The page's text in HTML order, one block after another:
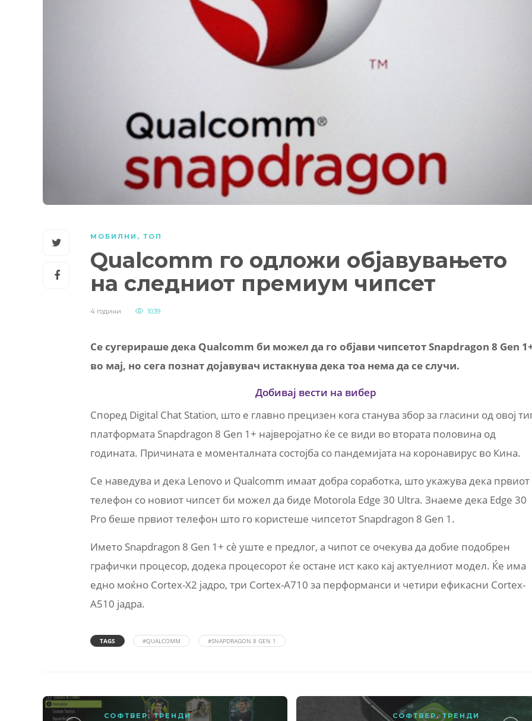
МОБИЛНИ , ТОП
Qualcomm го одложи објавувањето
на следниот премиум чипсет
4 години 1039
Се сугерираше дека Qualcomm би можел да го објави чипсетот Snapdragon 8 Gen
во мај, но сега познат дојавувач истакнува дека тоа нема да се случи.
Добивај вести на вибер
Според Digital Chat Station, што е главно прецизен кога станува збор за гласини од овој
платформата Snapdragon 8 Gen 1+ најверојатно ќе се види во втората половина од
годината. Причината е моменталната состојба со пандемијата на коронавирус во Кина.
Се наведува и дека Lenovo и Qualcomm имаат добра соработка, што укажува дека првиот
телефон со новиот чипсет би можел да биде Motorola Edge 30 Ultra. Знаеме дека Edge 30
Pro беше првиот телефон што го користеше чипсетот Snapdragon 8 Gen 1.
Името Snapdragon 8 Gen 1+ сè уште е предлог, а чипот се очекува да добие подобрен
графички процесор, додека процесорот ќе остане ист како кај актуелниот модел. Ќе има
едно моќно Cortex-X2 јадро, три Cortex-A710 за перформанси и четири ефикасни Cortex-
A510 јадра.
TAGS #QUALCOMM #SNAPDRAGON 8 GEN 1
СОФТВЕР,ТРЕНДИ СОФТВЕР,ТРЕНДИ